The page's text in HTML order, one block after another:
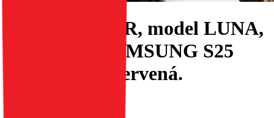
Pouzdro ROAR, model LUNA,
pro telefon SAMSUNG S25
Ultra, barva červená.